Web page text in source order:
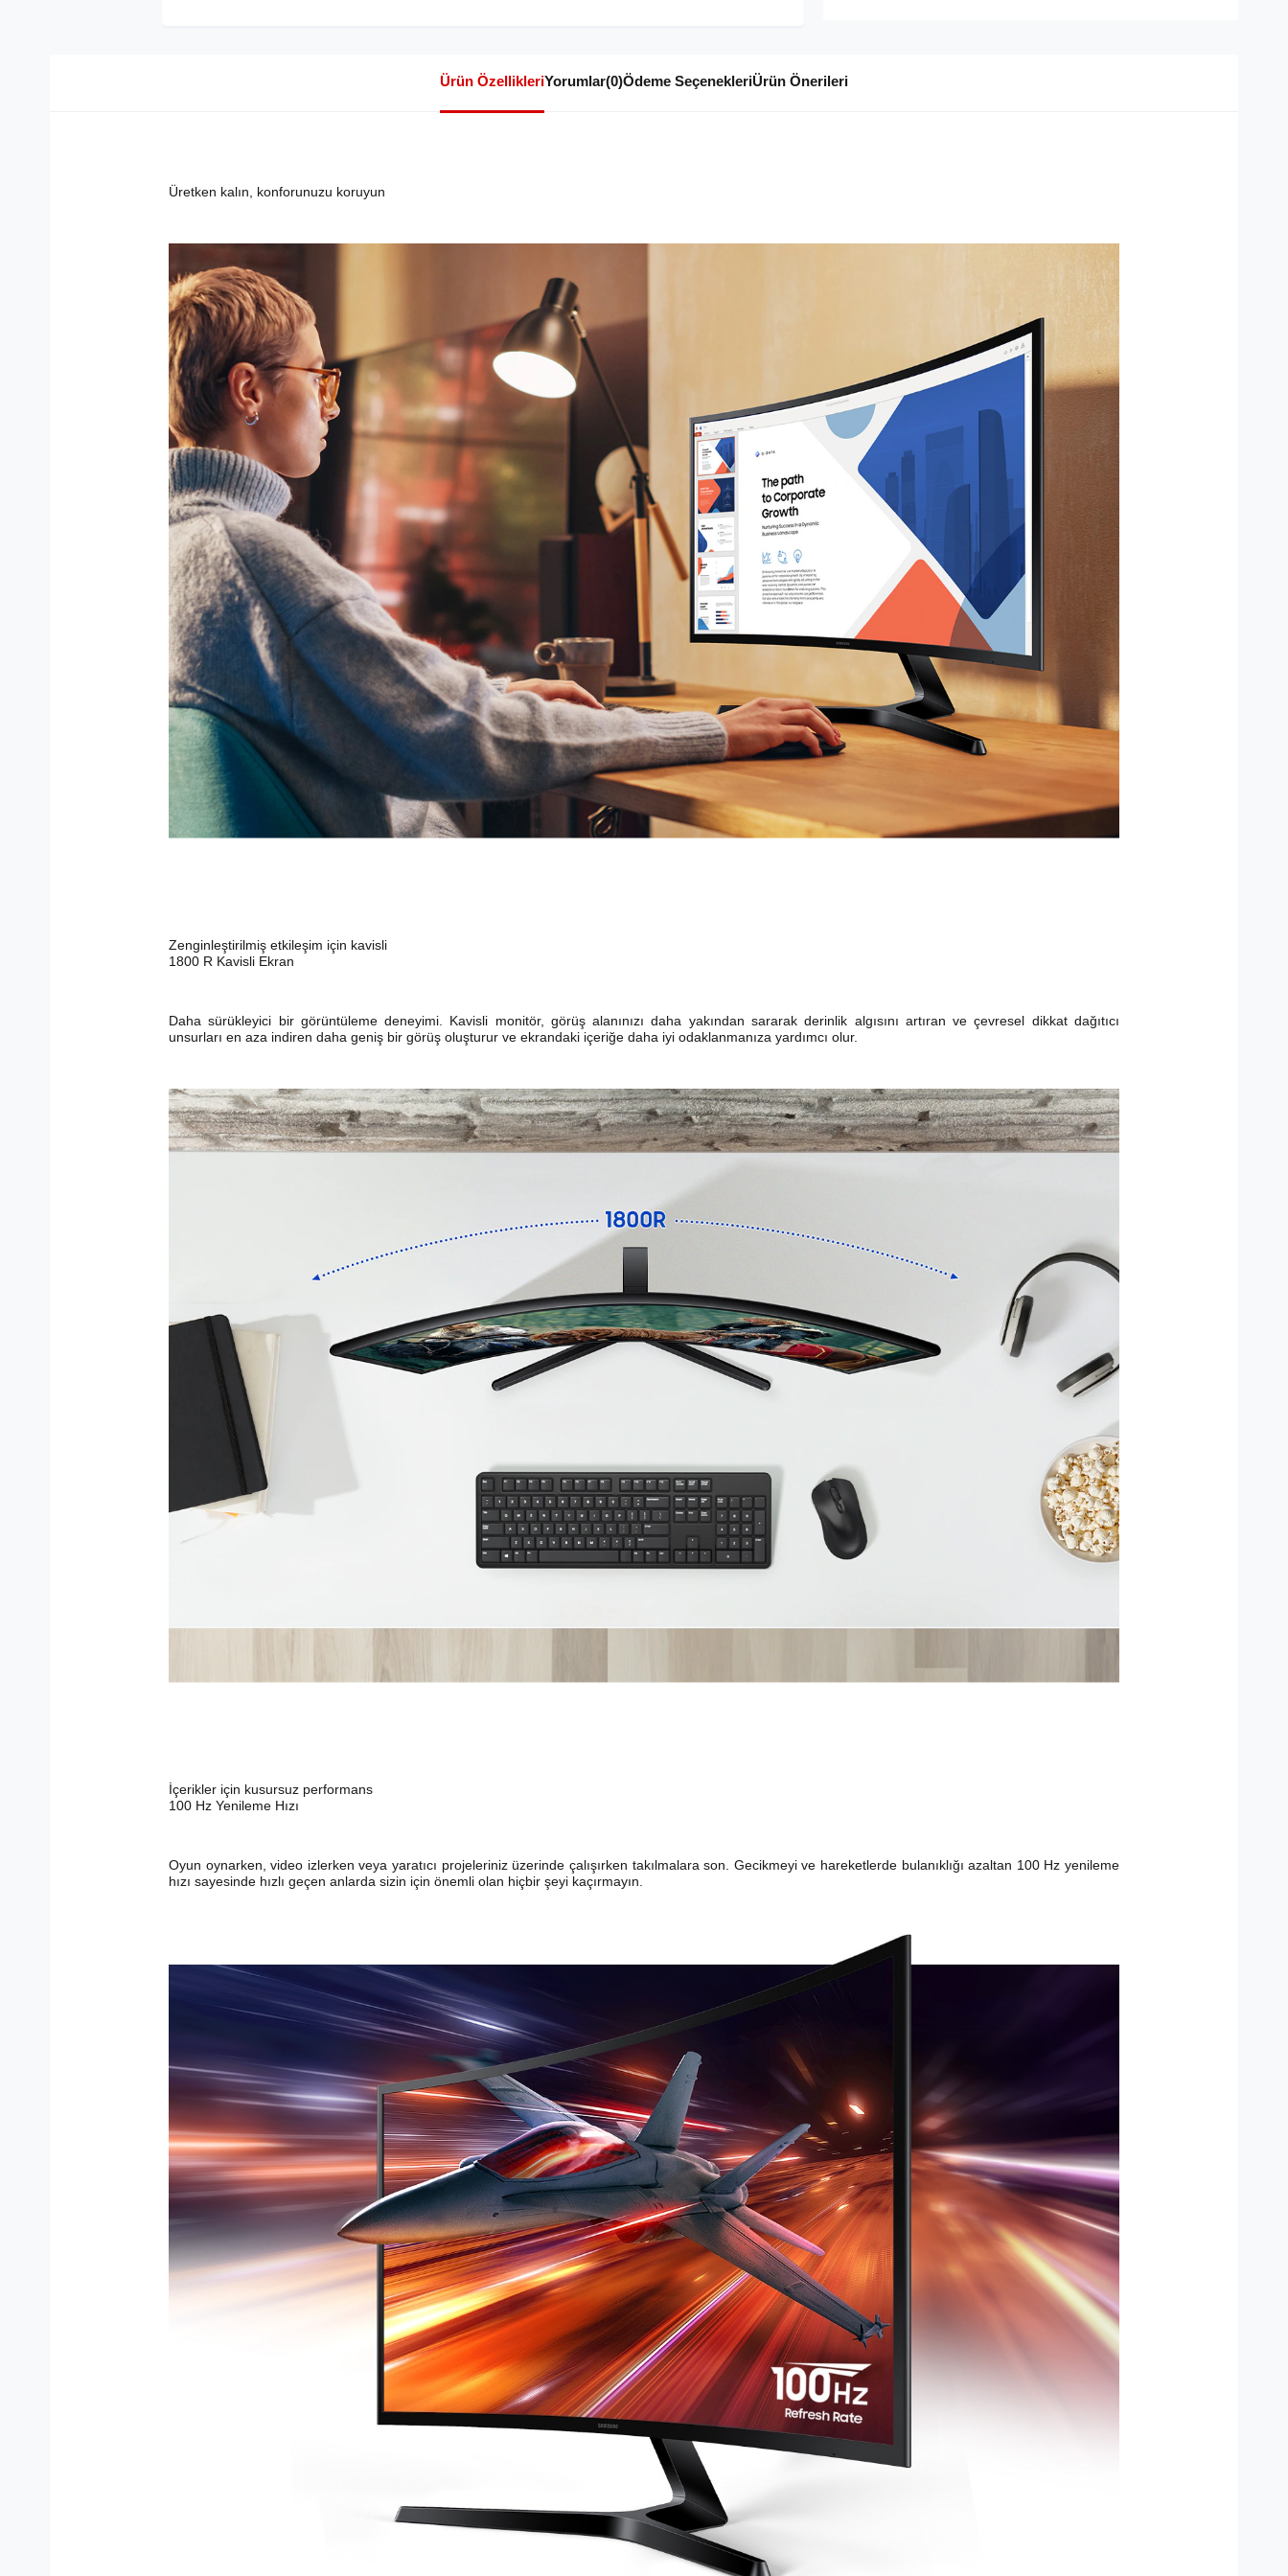
Ürün ÖzellikleriYorumlar(0)Ödeme SeçenekleriÜrün Önerileri
Üretken kalın, konforunuzu koruyun
Zenginleştirilmiş etkileşim için kavisli
1800 R Kavisli Ekran
Daha sürükleyici bir görüntüleme deneyimi. Kavisli monitör, görüş alanınızı daha yakından sararak derinlik algısını artıran ve çevresel dikkat dağıtıcı
unsurları en aza indiren daha geniş bir görüş oluşturur ve ekrandaki içeriğe daha iyi odaklanmanıza yardımcı olur.
İçerikler için kusursuz performans
100 Hz Yenileme Hızı
Oyun oynarken, video izlerken veya yaratıcı projeleriniz üzerinde çalışırken takılmalara son. Gecikmeyi ve hareketlerde bulanıklığı azaltan 100 Hz yenileme
hızı sayesinde hızlı geçen anlarda sizin için önemli olan hiçbir şeyi kaçırmayın.